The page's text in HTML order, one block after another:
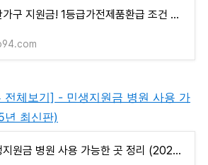
출산가구 지원금! 1등급가전제품환급 조건 및 신청 꿀팁
체보기] - 민생지원금 병원 사용 가
최신판)
민생지원금 병원 사용 가능한 곳 정리 (2025년 최신판)